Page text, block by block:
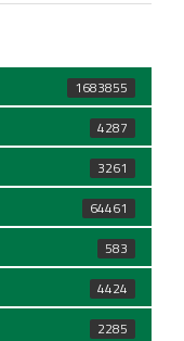
1683855
4287
3261
64461
583
4424
2285